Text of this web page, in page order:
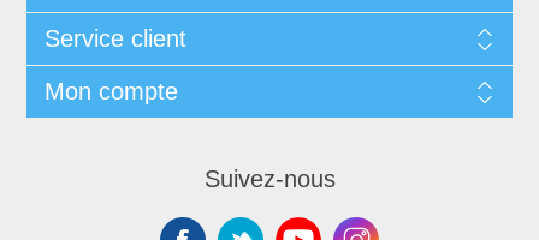
Service client
Mon compte
Suivez-nous